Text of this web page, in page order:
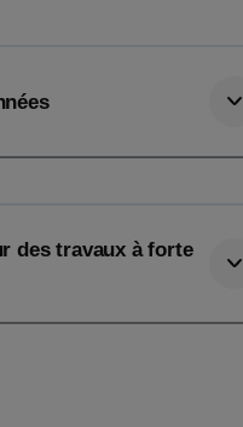
des travaux à forte